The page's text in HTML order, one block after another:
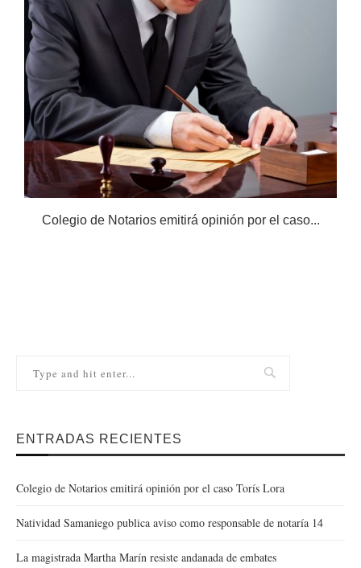
Colegio de Notarios emitirá opinión por el caso...
ENTRADAS RECIENTES
Colegio de Notarios emitirá opinión por el caso Torís Lora
Natividad Samaniego publica aviso como responsable de notaría 14
La magistrada Martha Marín resiste andanada de embates